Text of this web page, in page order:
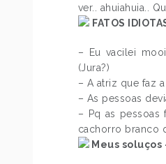
ver.. ahuiahuia..
FATOS
– Eu vacilei
(Jura?)
– A atriz que faz
– As pessoas
– Pq as pessoas
cachorro branco
Meus soluços